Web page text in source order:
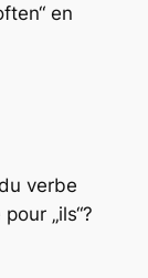
en
verbe
„ils“?